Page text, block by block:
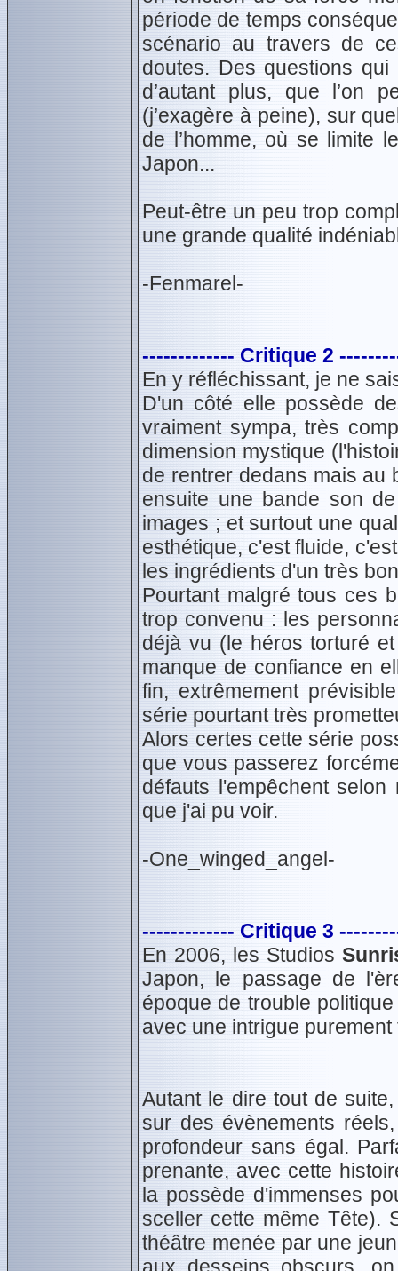
période de temps
scénario au travers de
doutes. Des questions
d’autant plus, que l’on
(j’exagère à peine), sur
de l’homme, où se limite
Japon...
Peut-être un peu trop
une grande qualité
-Fenmarel-
------------- Critique 2
En y réfléchissant, je ne
D'un côté elle possède
vraiment sympa, très
dimension mystique
de rentrer dedans mais au
ensuite une bande son
images ; et surtout une
esthétique, c'est fluide,
les ingrédients d'un très
Pourtant malgré tous ces
trop convenu : les
déjà vu (le héros torturé
manque de confiance en
fin, extrêmement
série pourtant très
Alors certes cette série
que vous passerez
défauts l'empêchent
que j'ai pu voir.
-One_winged_angel-
------------- Critique 3
En 2006, les Studios
Japon, le passage de
époque de trouble
avec une intrigue
Autant le dire tout de
sur des évènements
profondeur sans égal.
prenante, avec cette
la possède d'immenses
sceller cette même Tête).
théâtre menée par une